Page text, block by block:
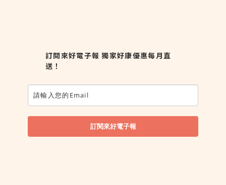
訂閱來好電子報 獨家好康優惠每月直
送！
訂閱來好電子報